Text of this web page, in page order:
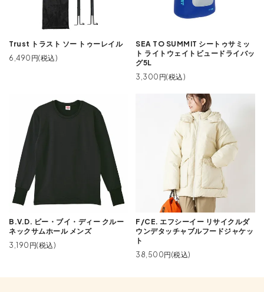
Trust トラスト ソー トゥーレイル
6,490円(税込)
SEA TO SUMMIT シートゥサミッ
ト ライトウェイトビュードライバッ
グ5L
3,300円(税込)
B.V.D. ビー・ブイ・ディー クルー
ネックサムホール メンズ
3,190円(税込)
F/CE. エフシーイー リサイクルダ
ウンデタッチャブルフードジャケッ
ト
38,500円(税込)